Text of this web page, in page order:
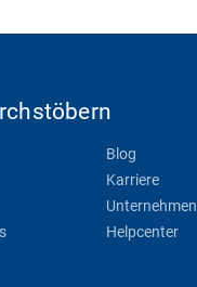
Blog
Karriere
Unternehmen
Helpcenter